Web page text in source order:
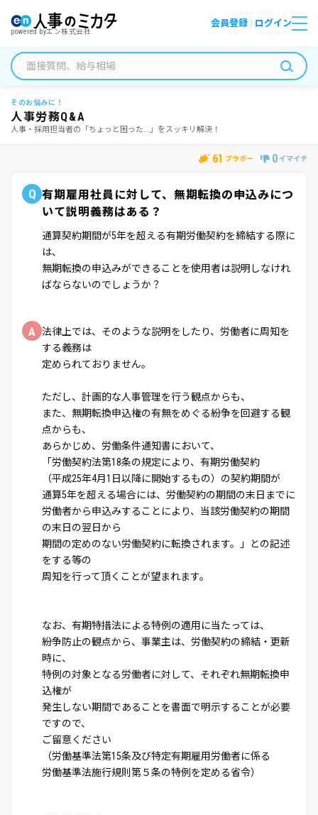
powered byエン株式会社
会員登録 / ログイン
そのお悩みに！
人事労務Q&A
人事・採用担当者の「ちょっと困った...」をスッキリ解決！
61 ブラボー 0 イマイチ
Q 有期雇用社員に対して、無期転換の申込みにつ
いて説明義務はある？
通算契約期間が5年を超える有期労働契約を締結する際に
は、
無期転換の申込みができることを使用者は説明しなけれ
ばならないのでしょうか？
A
法律上では、そのような説明をしたり、労働者に周知を
する義務は
定められておりません。
ただし、計画的な人事管理を行う観点からも、
また、無期転換申込権の有無をめぐる紛争を回避する観
点からも、
あらかじめ、労働条件通知書において、
「労働契約法第18条の規定により、有期労働契約
（平成25年4月1日以降に開始するもの）の契約期間が
通算5年を超える場合には、労働契約の期間の末日までに
労働者から申込みすることにより、当該労働契約の期間
の末日の翌日から
期間の定めのない労働契約に転換されます。」との記述
をする等の
周知を行って頂くことが望まれます。
なお、有期特措法による特例の適用に当たっては、
紛争防止の観点から、事業主は、労働契約の締結・更新
時に、
特例の対象となる労働者に対して、それぞれ無期転換申
込権が
発生しない期間であることを書面で明示することが必要
ですので、
ご留意ください
（労働基準法第15条及び特定有期雇用労働者に係る
労働基準法施行規則第５条の特例を定める省令）